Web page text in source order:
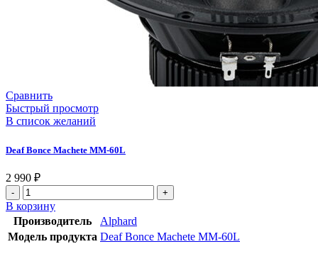
Сравнить
Быстрый просмотр
В список желаний
Deaf Bonce Machete MM-60L
2 990 ₽
В корзину
Производитель
Alphard
Модель продукта Deaf Bonce Machete MM-60L